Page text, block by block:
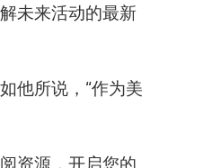
未来活动的最新
他所说，“作为美
资源，开启您的